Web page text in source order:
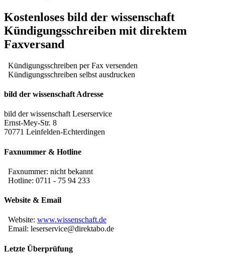
Kostenloses bild der wissenschaft
Kündigungsschreiben mit direktem
Faxversand
Kündigungsschreiben per Fax versenden
Kündigungsschreiben selbst ausdrucken
bild der wissenschaft Adresse
bild der wissenschaft Leserservice
Ernst-Mey-Str. 8
70771 Leinfelden-Echterdingen
Faxnummer & Hotline
Faxnummer: nicht bekannt
Hotline: 0711 - 75 94 233
Website & Email
Website: www.wissenschaft.de
Email: leserservice@direktabo.de
Letzte Überprüfung